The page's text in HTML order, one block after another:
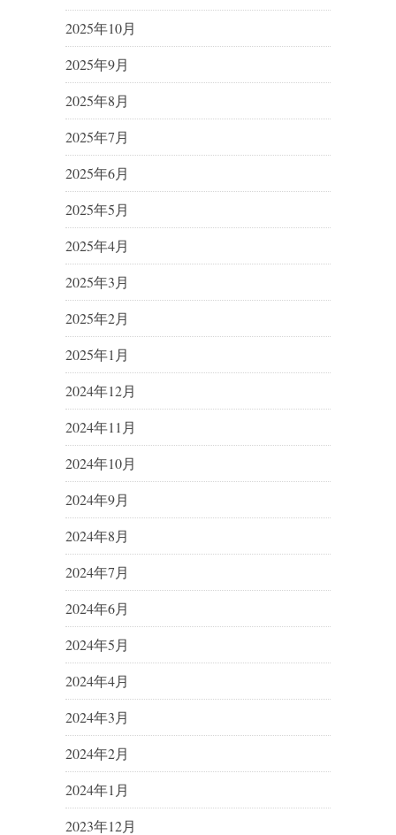
2025年10月
2025年9月
2025年8月
2025年7月
2025年6月
2025年5月
2025年4月
2025年3月
2025年2月
2025年1月
2024年12月
2024年11月
2024年10月
2024年9月
2024年8月
2024年7月
2024年6月
2024年5月
2024年4月
2024年3月
2024年2月
2024年1月
2023年12月